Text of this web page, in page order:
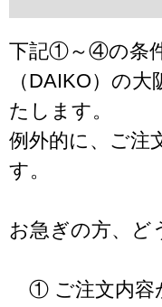
下記①～④の条
（DAIKO）の
たします。
例外的に、ご注
す。
お急ぎの方、ど
① ご注文内容